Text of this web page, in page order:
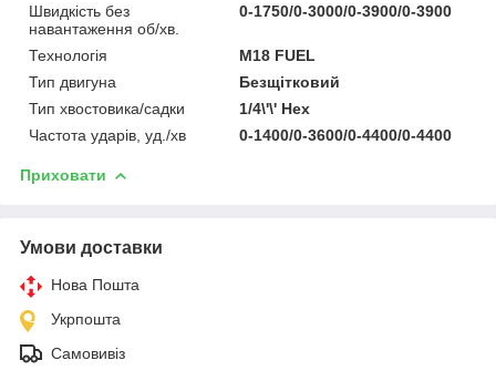
Швидкість без
навантаження об/хв.
0-1750/0-3000/0-3900/0-3900
Технологія
M18 FUEL
Тип двигуна
Безщітковий
Тип хвостовика/садки
1/4\'\' Hex
Частота ударів, уд./хв
0-1400/0-3600/0-4400/0-4400
Приховати
Умови доставки
Нова Пошта
Укрпошта
Самовивіз